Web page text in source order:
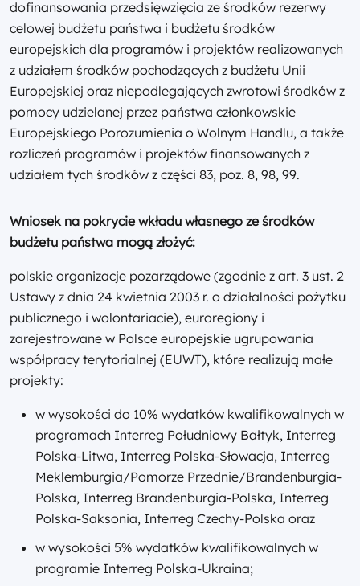
dofinansowania przedsięwzięcia ze środków rezerwy
celowej budżetu państwa i budżetu środków
europejskich dla programów i projektów realizowanych
z udziałem środków pochodzących z budżetu Unii
Europejskiej oraz niepodlegających zwrotowi środków z
pomocy udzielanej przez państwa członkowskie
Europejskiego Porozumienia o Wolnym Handlu, a także
rozliczeń programów i projektów finansowanych z
udziałem tych środków z części 83, poz. 8, 98, 99.
Wniosek na pokrycie wkładu własnego ze środków
budżetu państwa mogą złożyć:
polskie organizacje pozarządowe (zgodnie z art. 3 ust. 2
Ustawy z dnia 24 kwietnia 2003 r. o działalności pożytku
publicznego i wolontariacie), euroregiony i
zarejestrowane w Polsce europejskie ugrupowania
współpracy terytorialnej (EUWT), które realizują małe
projekty:
w wysokości do 10% wydatków kwalifikowalnych w
programach Interreg Południowy Bałtyk, Interreg
Polska-Litwa, Interreg Polska-Słowacja, Interreg
Meklemburgia/Pomorze Przednie/Brandenburgia-
Polska, Interreg Brandenburgia-Polska, Interreg
Polska-Saksonia, Interreg Czechy-Polska oraz
w wysokości 5% wydatków kwalifikowalnych w
programie Interreg Polska-Ukraina;